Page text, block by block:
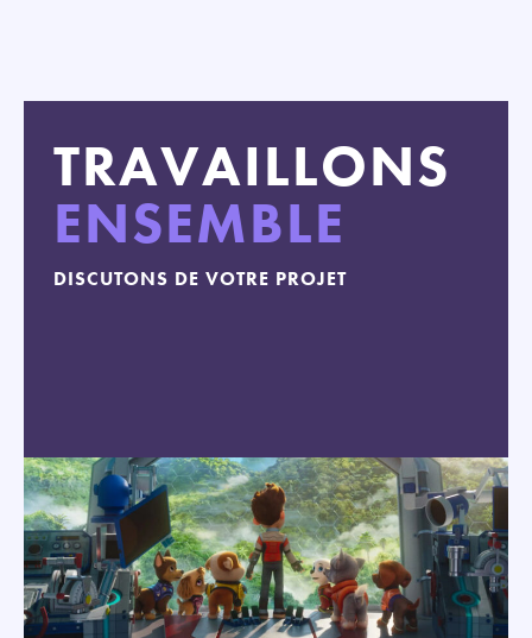
TRAVAILLONS
ENSEMBLE
DISCUTONS DE VOTRE PROJET